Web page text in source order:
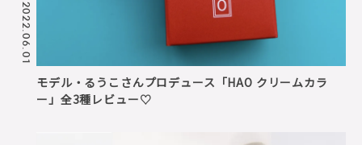
2022.06.01
モデル・るうこさんプロデュース「HAO クリームカラ
ー」全3種レビュー♡